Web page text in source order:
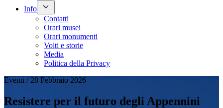
Info
Contatti
Orari musei
Orari monumenti
Volti e storie
Media
Politica della Privacy
Eventi / 28 Febbraio 2026
Resistere per il futuro degli Appennini